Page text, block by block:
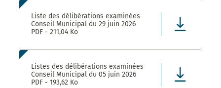
Liste des délibérations examinées
Conseil Municipal du 29 juin 2026
PDF - 211,04 Ko
Listes des délibérations examinées
Conseil Municipal du 05 juin 2026
PDF - 193,62 Ko